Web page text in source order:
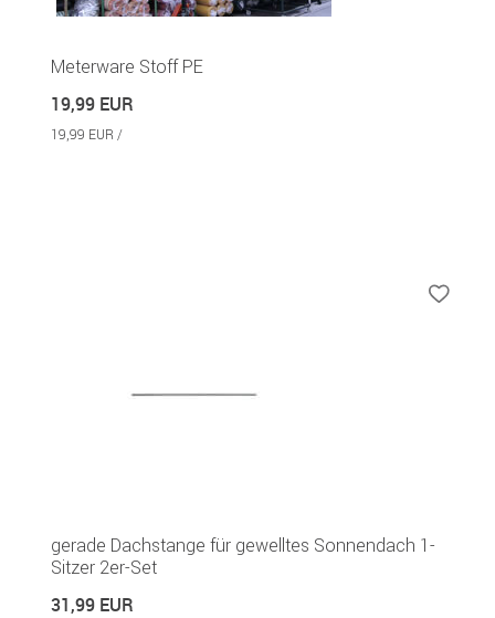
Meterware Stoff PE
19,99 EUR
19,99 EUR /
gerade Dachstange für gewelltes Sonnendach 1-
Sitzer 2er-Set
31,99 EUR